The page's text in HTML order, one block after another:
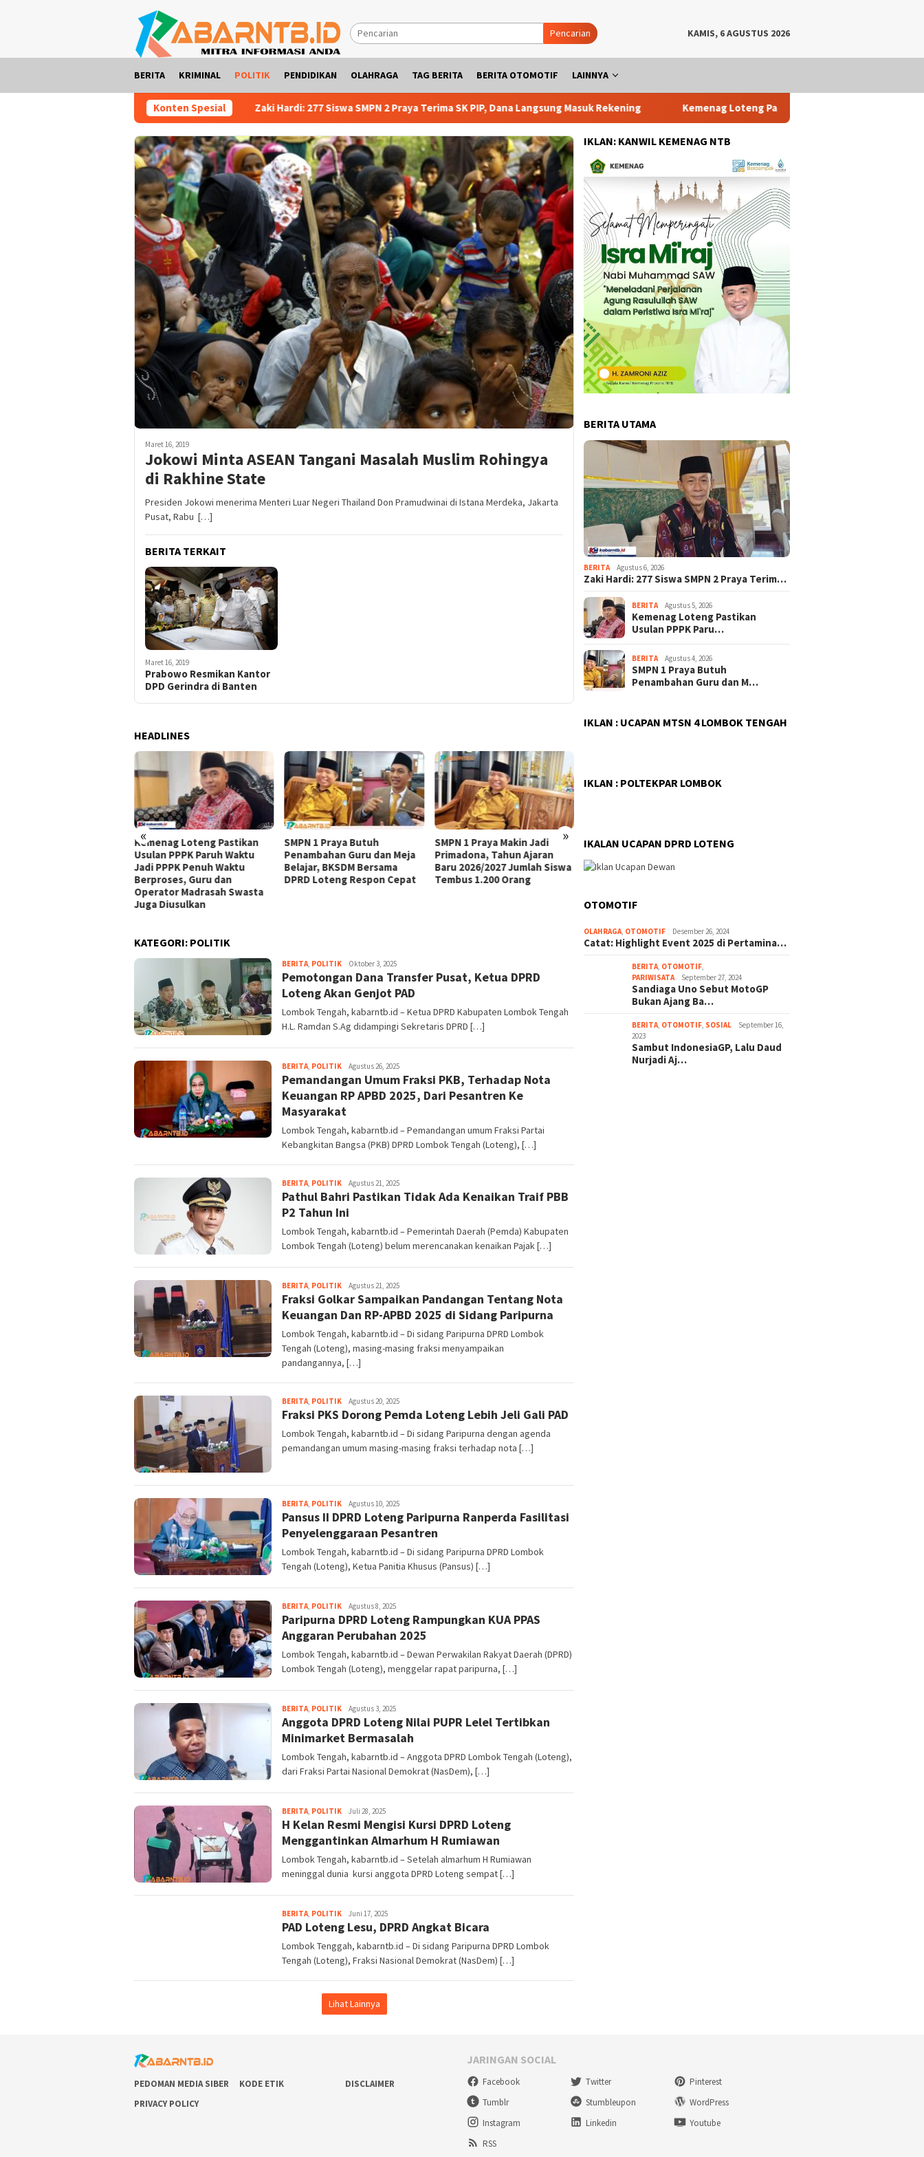
Pencarian KAMIS, 6 AGUSTUS 2026
BERITA KRIMINAL POLITIK PENDIDIKAN OLAHRAGA TAG BERITA BERITA OTOMOTIF LAINNYA
Konten Spesial
Zaki Hardi: 277 Siswa SMPN 2 Praya Terima SK PIP, Dana Langsung Masuk Rekening Kemenag Loteng Pastikan Usulan PPPK Paruh Waktu Jadi PPPK
Maret 16, 2019
Jokowi Minta ASEAN Tangani Masalah Muslim Rohingya
di Rakhine State
Presiden Jokowi menerima Menteri Luar Negeri Thailand Don Pramudwinai di Istana Merdeka, Jakarta
Pusat, Rabu […]
BERITA TERKAIT
Maret 16, 2019
Prabowo Resmikan Kantor
DPD Gerindra di Banten
HEADLINES
« »
Kemenag Loteng Pastikan
Usulan PPPK Paruh Waktu
Jadi PPPK Penuh Waktu
Berproses, Guru dan
Operator Madrasah Swasta
Juga Diusulkan
SMPN 1 Praya Butuh
Penambahan Guru dan Meja
Belajar, BKSDM Bersama
DPRD Loteng Respon Cepat
SMPN 1 Praya Makin Jadi
Primadona, Tahun Ajaran
Baru 2026/2027 Jumlah Siswa
Tembus 1.200 Orang
Pemkab Bersama Dinas
Luncurkan BESTI, Libatkan
Inflasi
KATEGORI: POLITIK
BERITA POLITIK admin1
Oktober 3, 2025
Pemotongan Dana Transfer Pusat, Ketua DPRD
Loteng Akan Genjot PAD
Lombok Tengah, kabarntb.id – Ketua DPRD Kabupaten Lombok Tengah
H.L. Ramdan S.Ag didampingi Sekretaris DPRD […]
BERITA POLITIK admin1
Agustus 26, 2025
Pemandangan Umum Fraksi PKB, Terhadap Nota
Keuangan RP APBD 2025, Dari Pesantren Ke
Masyarakat
Lombok Tengah, kabarntb.id – Pemandangan umum Fraksi Partai
Kebangkitan Bangsa (PKB) DPRD Lombok Tengah (Loteng), […]
BERITA POLITIK admin1
Agustus 21, 2025
Pathul Bahri Pastikan Tidak Ada Kenaikan Traif PBB
P2 Tahun Ini
Lombok Tengah, kabarntb.id – Pemerintah Daerah (Pemda) Kabupaten
Lombok Tengah (Loteng) belum merencanakan kenaikan Pajak […]
BERITA POLITIK admin1
Agustus 21, 2025
Fraksi Golkar Sampaikan Pandangan Tentang Nota
Keuangan Dan RP-APBD 2025 di Sidang Paripurna
Lombok Tengah, kabarntb.id – Di sidang Paripurna DPRD Lombok
Tengah (Loteng), masing-masing fraksi menyampaikan
pandangannya, […]
BERITA POLITIK admin1
Agustus 20, 2025
Fraksi PKS Dorong Pemda Loteng Lebih Jeli Gali PAD
Lombok Tengah, kabarntb.id – Di sidang Paripurna dengan agenda
pemandangan umum masing-masing fraksi terhadap nota […]
BERITA POLITIK admin1
Agustus 10, 2025
Pansus II DPRD Loteng Paripurna Ranperda Fasilitasi
Penyelenggaraan Pesantren
Lombok Tengah, kabarntb.id – Di sidang Paripurna DPRD Lombok
Tengah (Loteng), Ketua Panitia Khusus (Pansus) […]
BERITA POLITIK admin1
Agustus 8, 2025
Paripurna DPRD Loteng Rampungkan KUA PPAS
Anggaran Perubahan 2025
Lombok Tengah, kabarntb.id – Dewan Perwakilan Rakyat Daerah (DPRD)
Lombok Tengah (Loteng), menggelar rapat paripurna, […]
BERITA POLITIK admin1
Agustus 3, 2025
Anggota DPRD Loteng Nilai PUPR Lelel Tertibkan
Minimarket Bermasalah
Lombok Tengah, kabarntb.id – Anggota DPRD Lombok Tengah (Loteng),
dari Fraksi Partai Nasional Demokrat (NasDem), […]
BERITA POLITIK admin1
Juli 28, 2025
H Kelan Resmi Mengisi Kursi DPRD Loteng
Menggantinkan Almarhum H Rumiawan
Lombok Tengah, kabarntb.id – Setelah almarhum H Rumiawan
meninggal dunia kursi anggota DPRD Loteng sempat […]
BERITA POLITIK admin1
Juni 17, 2025
PAD Loteng Lesu, DPRD Angkat Bicara
Lombok Tenggah, kabarntb.id – Di sidang Paripurna DPRD Lombok
Tengah (Loteng), Fraksi Nasional Demokrat (NasDem) […]
Lihat Lainnya
IKLAN: KANWIL KEMENAG NTB
BERITA UTAMA
BERITA Agustus 6, 2026
Zaki Hardi: 277 Siswa SMPN 2 Praya Terim…
BERITA Agustus 5, 2026
Kemenag Loteng Pastikan
Usulan PPPK Paru…
BERITA Agustus 4, 2026
SMPN 1 Praya Butuh
Penambahan Guru dan M…
IKLAN : UCAPAN MTSN 4 LOMBOK TENGAH
IKLAN : POLTEKPAR LOMBOK
IKALAN UCAPAN DPRD LOTENG
OTOMOTIF
OLAHRAGA OTOMOTIF Desember 26, 2024
Catat: Highlight Event 2025 di Pertamina…
BERITA OTOMOTIF
PARIWISATA
September 27, 2024
Sandiaga Uno Sebut MotoGP
Bukan Ajang Ba…
BERITA OTOMOTIF SOSIAL
September 16,
2023
Sambut IndonesiaGP, Lalu Daud
Nurjadi Aj…
PEDOMAN MEDIA SIBER KODE ETIK
DISCLAIMER
PRIVACY POLICY
JARINGAN SOCIAL
Facebook Twitter
Pinterest
Tumblr
Stumbleupon
WordPress
Instagram
Linkedin
Youtube
RSS